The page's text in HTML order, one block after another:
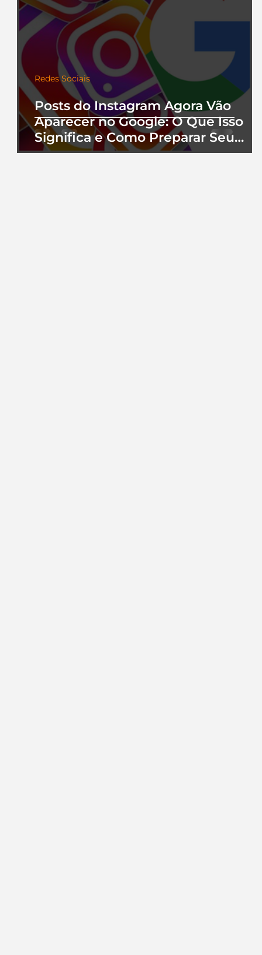
Posts do Instagram Agora Vão
Aparecer no Google: O Que Isso
Significa e Como Preparar Seu
Perfil
Redes Sociais